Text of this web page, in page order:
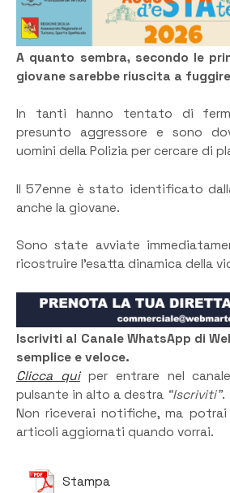
A quanto sembra, secondo le
giovane sarebbe riuscita a
In tanti hanno tentato di
presunto aggressore e sono
uomini della Polizia per cercare di
Il 57enne è stato identificato
anche la giovane.
Sono state avviate
ricostruire l’esatta dinamica della
Iscriviti al Canale WhatsApp di
semplice e veloce.
Clicca quiper entrare nel
pulsante in alto a destra “Iscriviti”.
Non riceverai notifiche, ma
articoli aggiornati quando vorrai.
Stampa